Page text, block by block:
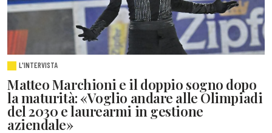
L'INTERVISTA
Matteo Marchioni e il doppio sogno dopo
la maturità: «Voglio andare alle Olimpiadi
del 2030 e laurearmi in gestione
aziendale»